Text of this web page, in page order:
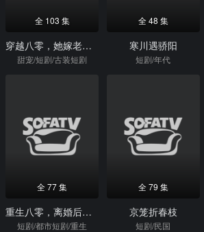
全 103 集
穿越八零，她嫁老板被深深溺爱
甜宠/短剧/古装短剧
全 48 集
寒川遇骄阳
短剧/年代
全 77 集
重生八零，离婚后李老太独美
短剧/都市短剧/重生
全 79 集
京笼折春枝
短剧/民国